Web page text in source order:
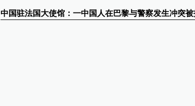
中国驻法国大使馆：一中国人在巴黎与警察发生冲突被